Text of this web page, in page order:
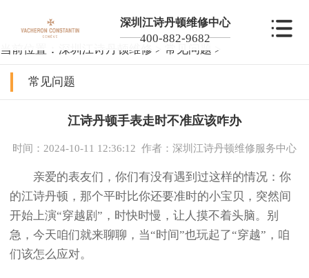
深圳江诗丹顿维修中心
400-882-9682
当前位置： 深圳江诗丹顿维修 > 常见问题 >
常见问题
江诗丹顿手表走时不准应该咋办
时间：2024-10-11 12:36:12 作者：深圳江诗丹顿维修服务中心
亲爱的表友们，你们有没有遇到过这样的情况：你
的江诗丹顿，那个平时比你还要准时的小宝贝，突然间
开始上演“穿越剧”，时快时慢，让人摸不着头脑。别
急，今天咱们就来聊聊，当“时间”也玩起了“穿越”，咱
们该怎么应对。